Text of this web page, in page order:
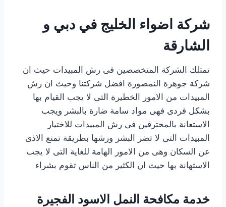
شركة اضواء الخليج في دبي و
الشارقة
تمتلك الشركة المتخصصين فى رش المبيدات حيث ان
شركة جوهرة النمصورة افضل شركتنا وحيث ان رش
المبيدات من الامور الخطيرة التى لا يجب القيام بها
بشكل فردى فهى مواد سامة ضارة بالبشر ويجب
الاستعانة بالمحترفين فى رش المبيدات للاختيار
المبيدات التى لا تضر البشر ورشها بطريقة تمنع الاذى
عن السكان وهى من الامور الهامة للغاية التى لا يجب
الاستهانة بها حيث ان الكثير من الناس تقوم بشراء
خدمة مكافحة النمل الاسود الفجيرة